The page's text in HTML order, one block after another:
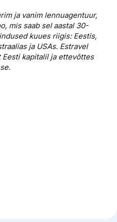
ja vanim lennuagentuur,
mis saab sel aastal 30-
kuues riigis: Eestis,
ja USAs. Estravel
kapitalil ja ettevõttes